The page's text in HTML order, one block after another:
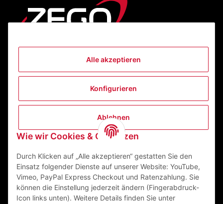
Alle akzeptieren
Konfigurieren
Ablehnen
Wie wir Cookies & Co nutzen
Durch Klicken auf „Alle akzeptieren“ gestatten Sie den
Einsatz folgender Dienste auf unserer Website: YouTube,
Vimeo, PayPal Express Checkout und Ratenzahlung. Sie
können die Einstellung jederzeit ändern (Fingerabdruck-
Icon links unten). Weitere Details finden Sie unter
Informationen
ZEGO Textilveredelungszentrum GmbH
63741 Aschaffenburg Deutschland
Mail:info@zego-tvz.de
Tel.:06021 59092-0